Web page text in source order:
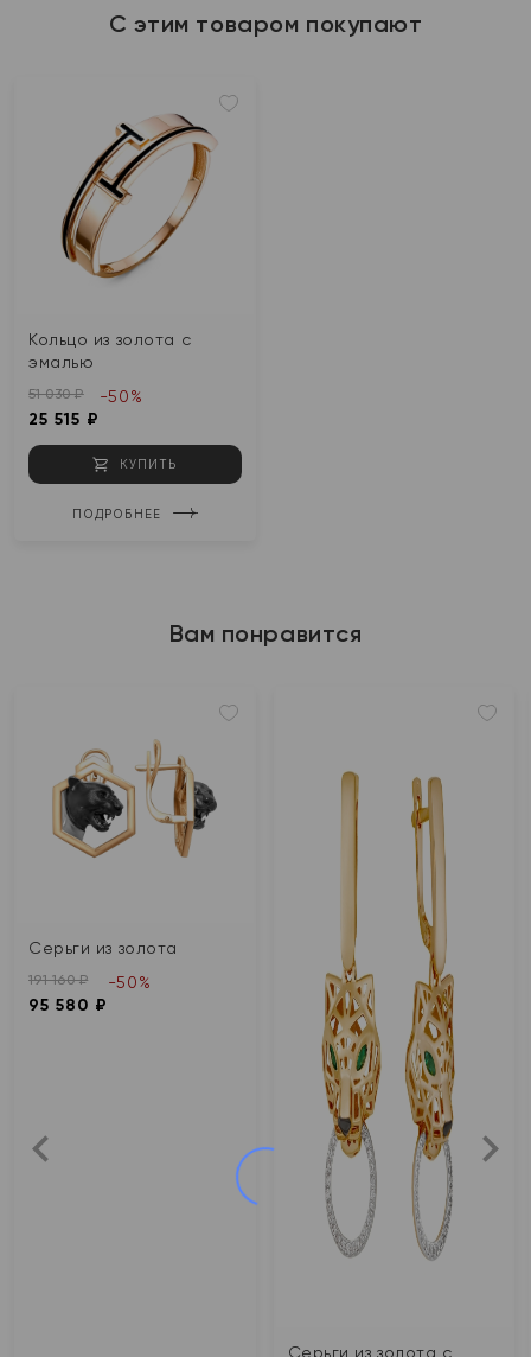
С этим товаром покупают
Кольцо из золота с
эмалью
51 030 ₽
25 515 ₽
-50%
КУПИТЬ
ПОДРОБНЕЕ
Вам понравится
Серьги из золота
191 160 ₽
95 580 ₽
-50%
Серьги из золота с